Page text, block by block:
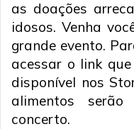
as doações
idosos. Venha
grande evento.
acessar o link
disponível nos
alimentos
concerto.